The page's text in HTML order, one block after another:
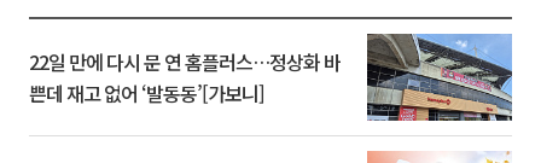
22일 만에 다시 문 연 홈플러스…정상화 바
쁜데 재고 없어 ‘발동동’[가보니]